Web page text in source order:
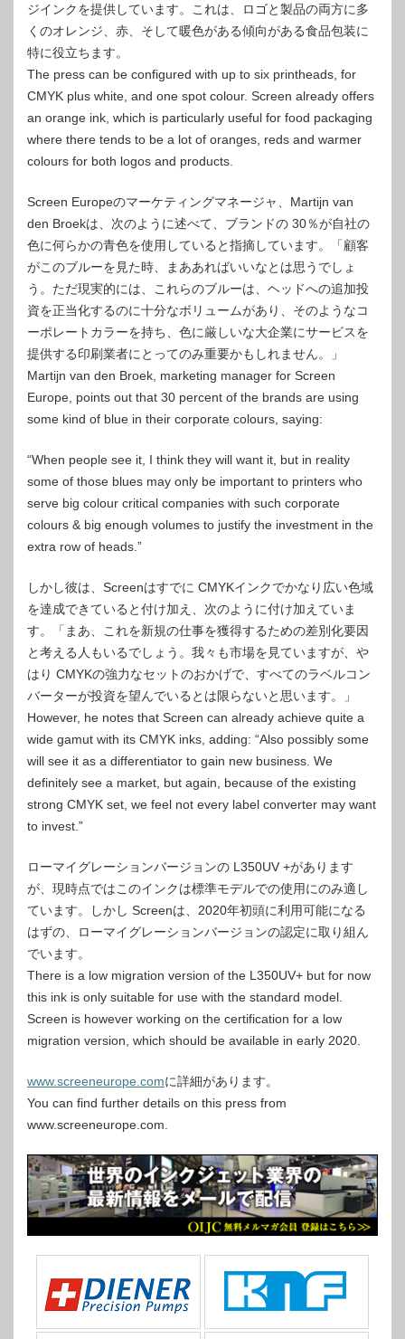
ジインクを提供しています。これは、ロゴと製品の両方に多
くのオレンジ、赤、そして暖色がある傾向がある食品包装に
特に役立ちます。
The press can be configured with up to six printheads, for
CMYK plus white, and one spot colour. Screen already offers
an orange ink, which is particularly useful for food packaging
where there tends to be a lot of oranges, reds and warmer
colours for both logos and products.
Screen Europeのマーケティングマネージャ、Martijn van
den Broekは、次のように述べて、ブランドの 30％が自社の
色に何らかの青色を使用していると指摘しています。「顧客
がこのブルーを見た時、まああればいいなとは思うでしょ
う。ただ現実的には、これらのブルーは、ヘッドへの追加投
資を正当化するのに十分なボリュームがあり、そのようなコ
ーポレートカラーを持ち、色に厳しいな大企業にサービスを
提供する印刷業者にとってのみ重要かもしれません。」
Martijn van den Broek, marketing manager for Screen
Europe, points out that 30 percent of the brands are using
some kind of blue in their corporate colours, saying:
“When people see it, I think they will want it, but in reality
some of those blues may only be important to printers who
serve big colour critical companies with such corporate
colours & big enough volumes to justify the investment in the
extra row of heads.”
しかし彼は、Screenはすでに CMYKインクでかなり広い色域
を達成できていると付け加え、次のように付け加えていま
す。「まあ、これを新規の仕事を獲得するための差別化要因
と考える人もいるでしょう。我々も市場を見ていますが、や
はり CMYKの強力なセットのおかげで、すべてのラベルコン
バーターが投資を望んでいるとは限らないと思います。」
However, he notes that Screen can already achieve quite a
wide gamut with its CMYK inks, adding: “Also possibly some
will see it as a differentiator to gain new business. We
definitely see a market, but again, because of the existing
strong CMYK set, we feel not every label converter may want
to invest.”
ローマイグレーションバージョンの L350UV +があります
が、現時点ではこのインクは標準モデルでの使用にのみ適し
ています。しかし Screenは、2020年初頭に利用可能になる
はずの、ローマイグレーションバージョンの認定に取り組ん
でいます。
There is a low migration version of the L350UV+ but for now
this ink is only suitable for use with the standard model.
Screen is however working on the certification for a low
migration version, which should be available in early 2020.
www.screeneurope.comに詳細があります。
You can find further details on this press from
www.screeneurope.com.